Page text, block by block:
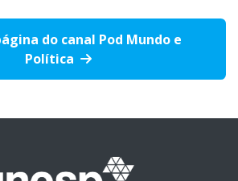
do canal Pod Mundo e
Política